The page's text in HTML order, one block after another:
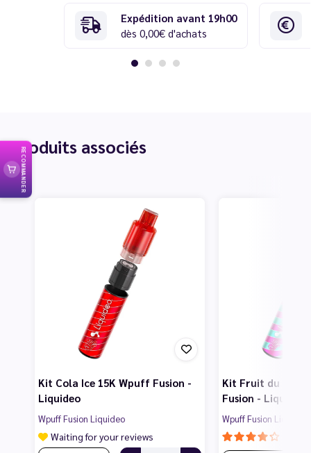
Expédition avant 19h00
dès 0,00€ d'achats
Produits associés
Kit Cola Ice 15K Wpuff Fusion -
Liquideo
Wpuff Fusion Liquideo
Waiting for your reviews
Kit Fruit du
Fusion - Liquideo
Wpuff Fusion Liquideo
RECOMMANDER